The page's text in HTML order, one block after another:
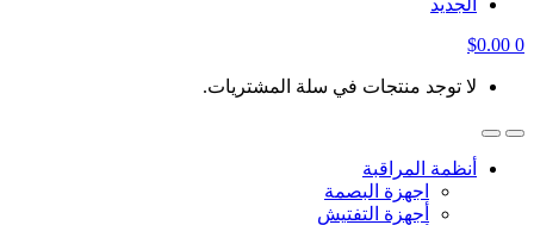
الجديد
0
$0.00
لا توجد منتجات في سلة المشتريات.
أنظمة المراقبة
اجهزة البصمة
أجهزة التفتيش